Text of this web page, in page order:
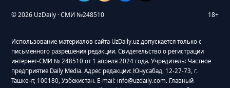
© 2026 UzDaily · СМИ №248510 18+
Использование материалов сайта UzDaily.uz допускается только с
письменного разрешения редакции. Свидетельство о регистрации
интернет-СМИ № 248510 от 1 апреля 2024 года. Учредитель: Частное
предприятие Daily Media. Адрес редакции: Юнусабад, 12-27-73, г.
Ташкент, 100180, Узбекистан. E-mail: info@uzdaily.com. Главный